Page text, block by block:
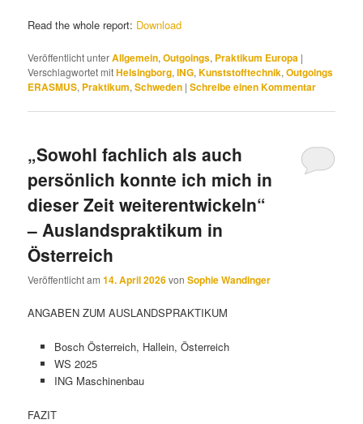
Read the whole report: Download
Veröffentlicht unterAllgemein,Outgoings, Praktikum Europa |
Verschlagwortet mitHelsingborg,ING,Kunststofftechnik,Outgoings
ERASMUS, Praktikum,Schweden |Schreibe einen Kommentar
„Sowohl fachlich als auch
persönlich konnte ich mich in
dieser Zeit weiterentwickeln“
– Auslandspraktikum in
Österreich
Veröffentlicht am14. April 2026vonSophie Wandinger
ANGABEN ZUM AUSLANDSPRAKTIKUM
Bosch Österreich, Hallein, Österreich
WS 2025
ING Maschinenbau
FAZIT